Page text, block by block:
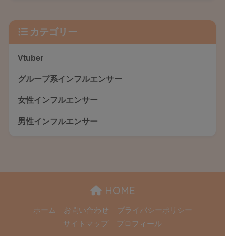
カテゴリー
Vtuber
グループ系インフルエンサー
女性インフルエンサー
男性インフルエンサー
HOME
ホーム お問い合わせ
プライバシーポリシー
サイトマップ
プロフィール